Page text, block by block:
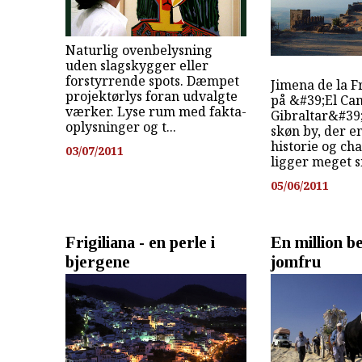
Naturlig ovenbelysning
uden slagskygger eller
forstyrrende spots. Dæmpet
projektørlys foran udvalgte
værker. Lyse rum med fakta-
oplysninger og t...
03/07/2011
Jimena de la
på &#39;El
skøn by, der
historie og
ligger meget
05/06/2011
Frigiliana - en perle i
bjergene
En million
jomfru